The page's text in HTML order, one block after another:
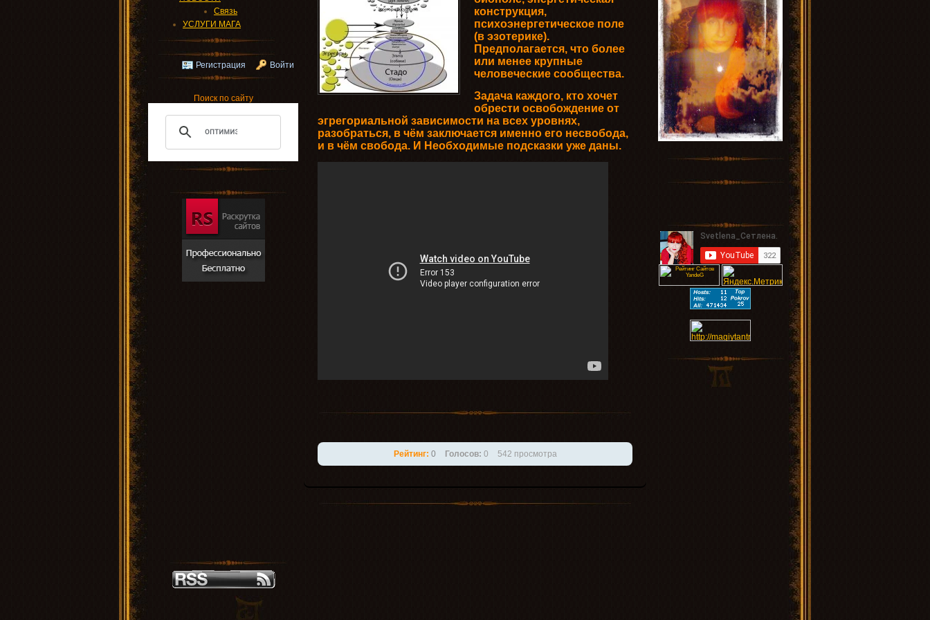
Связь
УСЛУГИ МАГА
Регистрация Войти
Поиск по сайту
конструкция,
психоэнергетическое поле
(в эзотерике).
Предполагается, что более
или менее крупные
человеческие сообщества.
Задача каждого, кто хочет
обрести освобождение от
эгрегориальной зависимости на всех уровнях,
разобраться, в чём заключается именно его несвобода,
и в чём свобода. И Необходимые подсказки уже даны.
Рейтинг: 0 Голосов: 0 542 просмотра